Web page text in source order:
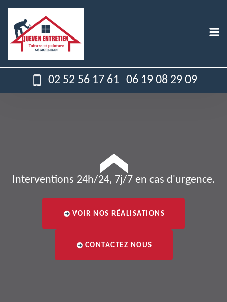
02 52 56 17 61 06 19 08 29 09
Interventions 24h/24, 7j/7 en cas d'urgence.
VOIR NOS RÉALISATIONS
CONTACTEZ NOUS